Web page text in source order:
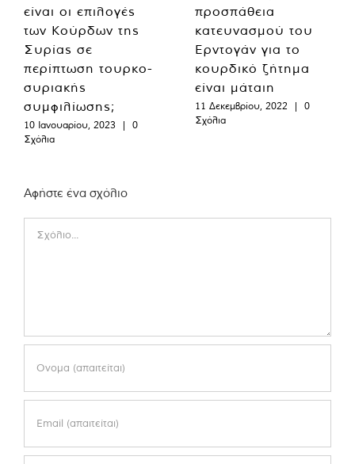
είναι οι επιλογές
των Κούρδων της
Συρίας σε
περίπτωση τουρκο-
συριακής
συμφιλίωσης;
10 Ιανουαρίου, 2023 |
0
Σχόλια
προσπάθεια
κατευνασμού του
Ερντογάν για το
κουρδικό ζήτημα
είναι μάταιη
11 Δεκεμβρίου, 2022 |
0
Σχόλια
Αφήστε ένα σχόλιο